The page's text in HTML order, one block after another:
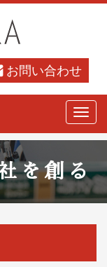
お問い合わせ
を創る